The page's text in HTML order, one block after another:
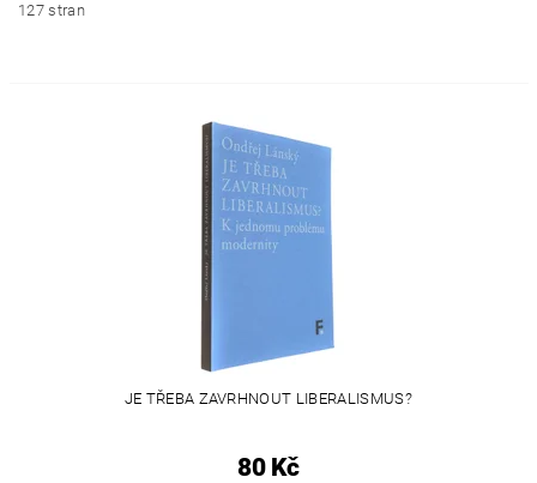
127 stran
JE TŘEBA ZAVRHNOUT LIBERALISMUS?
80 Kč